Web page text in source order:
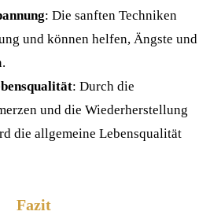
: Die sanften Techniken
und können helfen, Ängste und
: Durch die
und die Wiederherstellung
die allgemeine Lebensqualität
Fazit